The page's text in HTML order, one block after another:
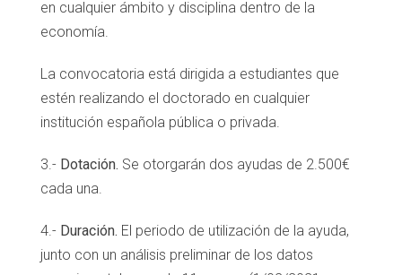
en cualquier ámbito y disciplina dentro de la
economía.
La convocatoria está dirigida a estudiantes que
estén realizando el doctorado en cualquier
institución española pública o privada.
3.- Dotación. Se otorgarán dos ayudas de 2.500€
cada una.
4.- Duración. El periodo de utilización de la ayuda,
junto con un análisis preliminar de los datos